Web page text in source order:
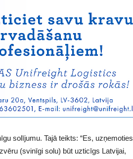
solījumu. Tajā teikts: “Es, uzņemoties
(svinīgi solu) būt uzticīgs Latvijai,